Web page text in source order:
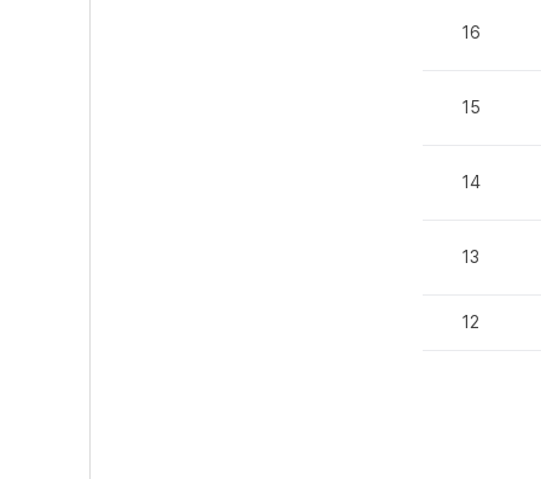
16
15
14
13
12